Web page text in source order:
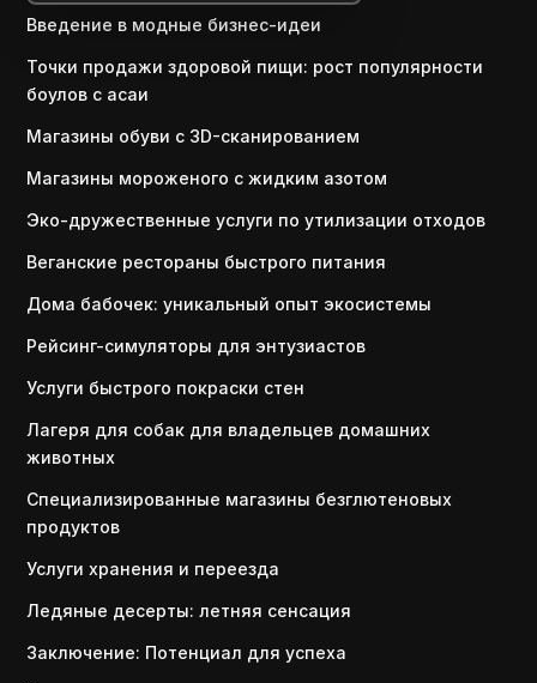
Введение в модные бизнес-идеи
Точки продажи здоровой пищи: рост популярности
боулов с асаи
Магазины обуви с 3D-сканированием
Магазины мороженого с жидким азотом
Эко-дружественные услуги по утилизации отходов
Веганские рестораны быстрого питания
Дома бабочек: уникальный опыт экосистемы
Рейсинг-симуляторы для энтузиастов
Услуги быстрого покраски стен
Лагеря для собак для владельцев домашних
животных
Специализированные магазины безглютеновых
продуктов
Услуги хранения и переезда
Ледяные десерты: летняя сенсация
Заключение: Потенциал для успеха